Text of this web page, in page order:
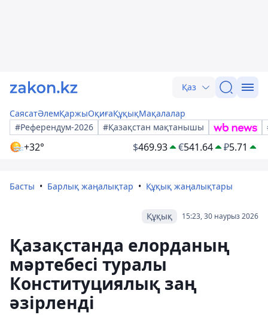
Қаз
СаясатӘлемҚаржыОқиғаҚұқықМақалалар
#Референдум-2026
#Қазақстан мақтанышы
+32° $469.93 €541.64 ₽5.71
Басты Барлық жаңалықтар Құқық жаңалықтары
15:23, 30 наурыз 2026
Құқық
Қазақстанда елорданың
мәртебесі туралы
Конституциялық заң
әзірленді